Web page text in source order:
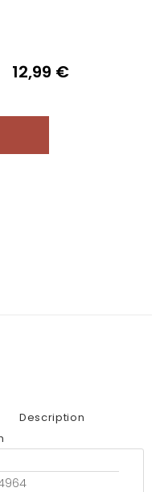
12,99 €
Description